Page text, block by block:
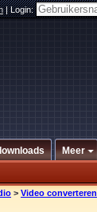
|Login:
Meer
> Video converteren